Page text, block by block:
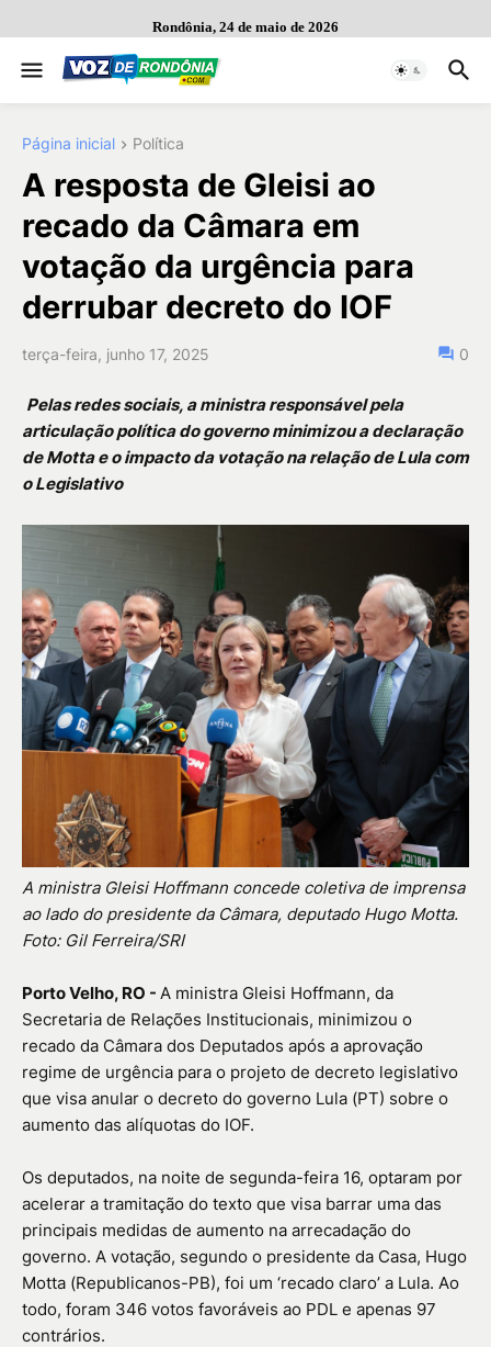
Rondônia, 24 de maio de 2026
Página inicial Política
A resposta de Gleisi ao
recado da Câmara em
votação da urgência para
derrubar decreto do IOF
terça-feira, junho 17, 2025 0
Pelas redes sociais, a ministra responsável pela
articulação política do governo minimizou a declaração
de Motta e o impacto da votação na relação de Lula com
o Legislativo
A ministra Gleisi Hoffmann concede coletiva de imprensa
ao lado do presidente da Câmara, deputado Hugo Motta.
Foto: Gil Ferreira/SRI
Porto Velho, RO - A ministra Gleisi Hoffmann, da
Secretaria de Relações Institucionais, minimizou o
recado da Câmara dos Deputados após a aprovação
regime de urgência para o projeto de decreto legislativo
que visa anular o decreto do governo Lula (PT) sobre o
aumento das alíquotas do IOF.
Os deputados, na noite de segunda-feira 16, optaram por
acelerar a tramitação do texto que visa barrar uma das
principais medidas de aumento na arrecadação do
governo. A votação, segundo o presidente da Casa, Hugo
Motta (Republicanos-PB), foi um ‘recado claro’ a Lula. Ao
todo, foram 346 votos favoráveis ao PDL e apenas 97
contrários.